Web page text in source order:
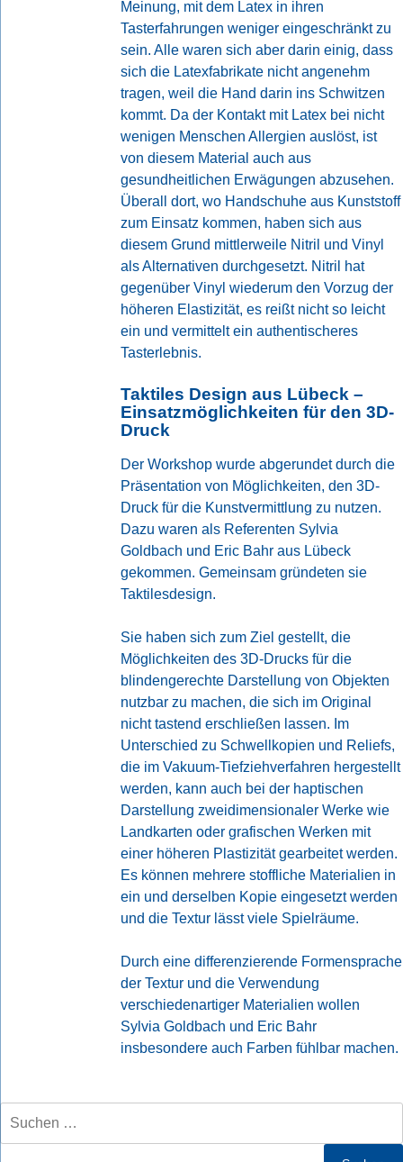
Meinung, mit dem Latex in ihren
Tasterfahrungen weniger eingeschränkt zu
sein. Alle waren sich aber darin einig, dass
sich die Latexfabrikate nicht angenehm
tragen, weil die Hand darin ins Schwitzen
kommt. Da der Kontakt mit Latex bei nicht
wenigen Menschen Allergien auslöst, ist
von diesem Material auch aus
gesundheitlichen Erwägungen abzusehen.
Überall dort, wo Handschuhe aus Kunststoff
zum Einsatz kommen, haben sich aus
diesem Grund mittlerweile Nitril und Vinyl
als Alternativen durchgesetzt. Nitril hat
gegenüber Vinyl wiederum den Vorzug der
höheren Elastizität, es reißt nicht so leicht
ein und vermittelt ein authentischeres
Tasterlebnis.
Taktiles Design aus Lübeck –
Einsatzmöglichkeiten für den 3D-
Druck
Der Workshop wurde abgerundet durch die
Präsentation von Möglichkeiten, den 3D-
Druck für die Kunstvermittlung zu nutzen.
Dazu waren als Referenten Sylvia
Goldbach und Eric Bahr aus Lübeck
gekommen. Gemeinsam gründeten sie
Taktilesdesign.
Sie haben sich zum Ziel gestellt, die
Möglichkeiten des 3D-Drucks für die
blindengerechte Darstellung von Objekten
nutzbar zu machen, die sich im Original
nicht tastend erschließen lassen. Im
Unterschied zu Schwellkopien und Reliefs,
die im Vakuum-Tiefziehverfahren hergestellt
werden, kann auch bei der haptischen
Darstellung zweidimensionaler Werke wie
Landkarten oder grafischen Werken mit
einer höheren Plastizität gearbeitet werden.
Es können mehrere stoffliche Materialien in
ein und derselben Kopie eingesetzt werden
und die Textur lässt viele Spielräume.
Durch eine differenzierende Formensprache
der Textur und die Verwendung
verschiedenartiger Materialien wollen
Sylvia Goldbach und Eric Bahr
insbesondere auch Farben fühlbar machen.